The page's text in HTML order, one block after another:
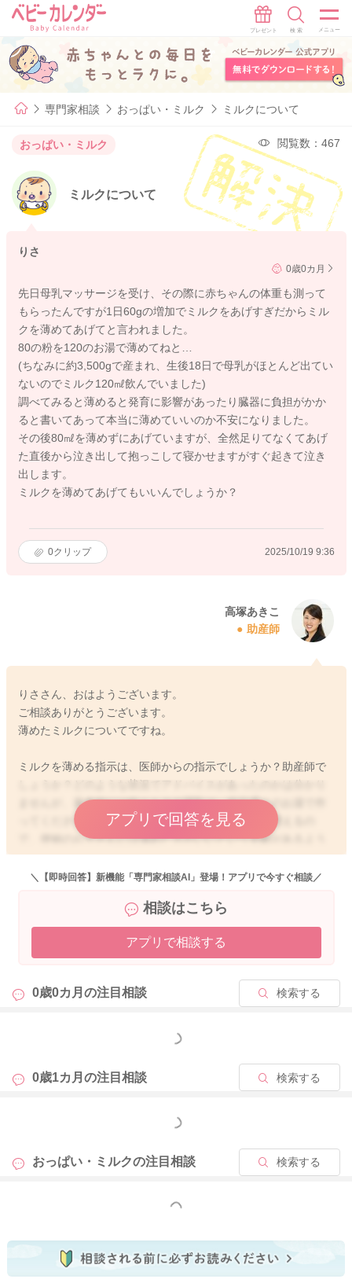
専門家相談 おっぱい・ミルク ミルクについて
おっぱい・ミルク 閲覧数：467
ミルクについて
りさ
0歳0カ月
先日母乳マッサージを受け、その際に赤ちゃんの体重も測って
もらったんですが1日60gの増加でミルクをあげすぎだからミル
クを薄めてあげてと言われました。
80の粉を120のお湯で薄めてねと…
(ちなみに約3,500gで産まれ、生後18日で母乳がほとんど出てい
ないのでミルク120㎖飲んでいました)
調べてみると薄めると発育に影響があったり臓器に負担がかか
ると書いてあって本当に薄めていいのか不安になりました。
その後80㎖を薄めずにあげていますが、全然足りてなくてあげ
た直後から泣き出して抱っこして寝かせますがすぐ起きて泣き
出します。
ミルクを薄めてあげてもいいんでしょうか？
0クリップ 2025/10/19 9:36
高塚あきこ
助産師
りささん、おはようございます。
ご相談ありがとうございます。
薄めたミルクについてですね。
ミルクを薄める指示は、医師からの指示でしょうか？助産師で
ませんが、基本的には粉ミルクの調乳は、規定通りのお湯で作
ってくださいね。ミルクを薄めると、水分摂取量が増えるの
で、便秘のお子さんには薄めた方がいいという見解があるよう
なのですが、これには医学的な根拠はありません。実際に、薄
めたミルクを飲ませると、お子さんはより便秘になりますし、
が低いので、浸透圧の関係でミルクの水分が体内により吸収さ
れてしまいます。そのために、ミルクの水分量が減ってしま
い、便秘を亢進してしまいます。お子さん用のミルクは、体内
度になっています。それを濃くしたり薄めたりすることで、浸
透圧が異なるために、お子さんの身体に負担がかかると言われ
ことはないように思いますが、それが長期的で日常的に薄めた
ミルクのように、低い浸透圧の水分をたくさん飲ませること
で、必要以上に水分が吸収される事になり、まだ未熟な赤ちゃ
疾患などが理由で、医師の指示で調乳濃度を変えて飲ませるこ
とはあるのですが、そういった特別な場合を除いて、調乳は必
ず規定の水分量で作ってあげてくださいね。よく飲めるお子さ
変えてみるのもいいかもしれません。目安の月齢の記載はあり
齢の大きいお子さんを対象にした乳首にしてみるなど、少し飲
アプリで回答を見る
＼【即時回答】新機能「専門家相談AI」登場！アプリで今すぐ相談／
相談はこちら
アプリで相談する
0歳0カ月の注目相談 検索する
もっと見る
0歳1カ月の注目相談 検索する
もっと見る
おっぱい・ミルクの注目相談 検索する
もっと見る